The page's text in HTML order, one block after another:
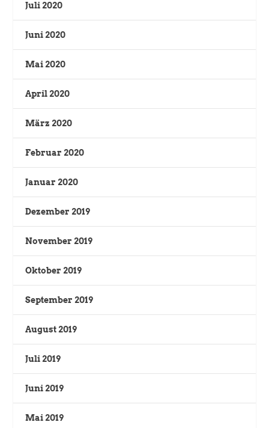
Juli 2020
Juni 2020
Mai 2020
April 2020
März 2020
Februar 2020
Januar 2020
Dezember 2019
November 2019
Oktober 2019
September 2019
August 2019
Juli 2019
Juni 2019
Mai 2019